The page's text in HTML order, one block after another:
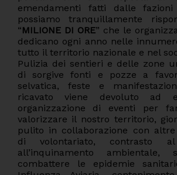
emendamenti fatti dalle
possiamo tranquillamente
“MILIONE DI ORE” che le
dedicano ogni anno nelle
tutto il territorio nazionale e nel
Pulizia dei sentieri e delle zone
di sorgive fonti e pozze a
selvatica, feste e
ricavato viene devoluto ad
organizzazione di eventi per
valorizzare il nostro territorio,
pulito in collaborazione con altre
di volontariato, contrasto
all’inquinamento ambientale,
combattere le epidemie